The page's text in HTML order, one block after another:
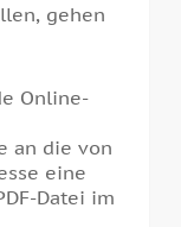
gehen
Online-
an die von
eine
Datei im